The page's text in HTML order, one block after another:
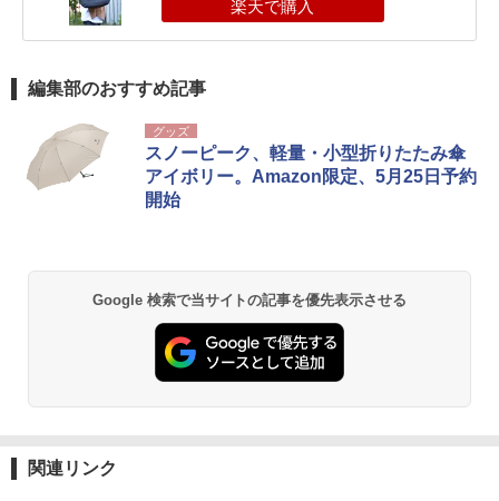
編集部のおすすめ記事
グッズ
スノーピーク、軽量・小型折りたたみ傘
アイボリー。Amazon限定、5月25日予約
開始
Google 検索で当サイトの記事を優先表示させる
関連リンク